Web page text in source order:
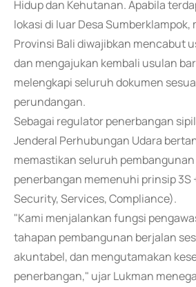
Hidup dan Kehutanan. Apabila
lokasi di luar Desa
Provinsi Bali diwajibkan mencabut
dan mengajukan kembali usulan
melengkapi seluruh dokumen
perundangan.
Sebagai regulator penerbangan
Jenderal Perhubungan Udara
memastikan seluruh
penerbangan memenuhi prinsip 3S
Security, Services, Compliance).
"Kami menjalankan fungsi
tahapan pembangunan berjalan
akuntabel, dan mengutamakan
penerbangan," ujar Lukman